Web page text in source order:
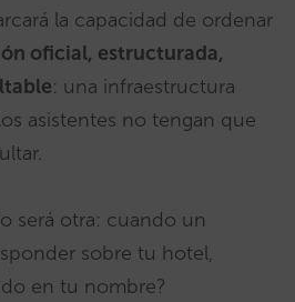
la capacidad de ordenar
oficial, estructurada,
: una infraestructura
asistentes no tengan que
será otra: cuando un
sobre tu hotel,
en tu nombre?